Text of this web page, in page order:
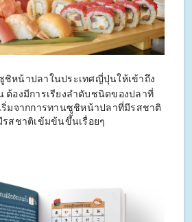
ชิหน้าปลาในประเทศญี่ปุ่นให้เข้าถึง
ต้องมีการเรียงลำดับชนิดของปลาที่
ริ่มจากการทานซูชิหน้าปลาที่มีรสชาติ
รสชาติเข้มข้นขึ้นเรื่อยๆ